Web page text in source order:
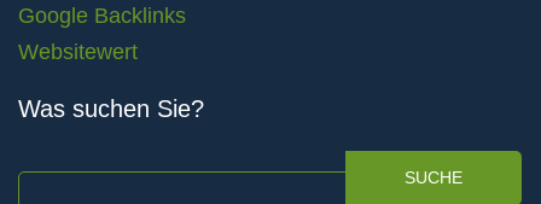
Google Backlinks
Websitewert
Was suchen Sie?
SUCHE